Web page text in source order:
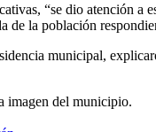
“se dio atención a
la población
municipal,
imagen del municipio.